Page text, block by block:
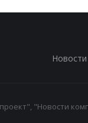
Новости
"Новости